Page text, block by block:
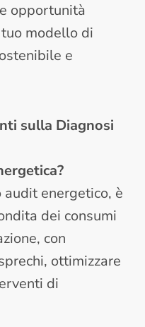
opportunità
modello di
e
sulla Diagnosi
energetico, è
dei consumi
con
ottimizzare
di